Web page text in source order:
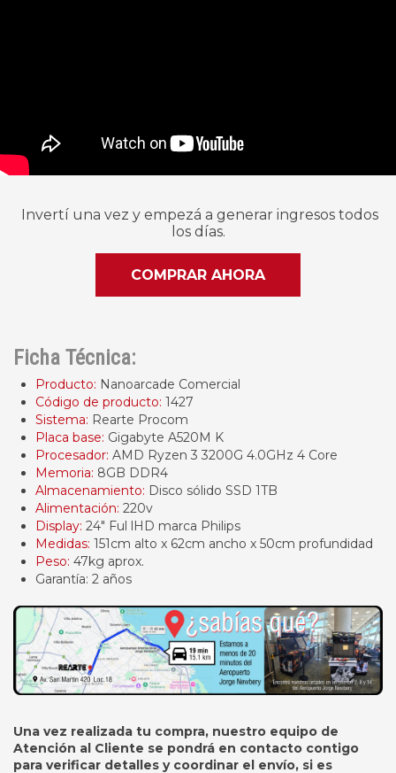
Invertí una vez y empezá a generar ingresos todos
los días.
COMPRAR AHORA
Ficha Técnica:
Producto: Nanoarcade Comercial
Código de producto: 1427
Sistema: Rearte Procom
Placa base: Gigabyte A520M K
Procesador: AMD Ryzen 3 3200G 4.0GHz 4 Core
Memoria: 8GB DDR4
Almacenamiento: Disco sólido SSD 1TB
Alimentación: 220v
Display: 24" Ful lHD marca Philips
Medidas: 151cm alto x 62cm ancho x 50cm profundidad
Peso: 47kg aprox.
Garantía: 2 años
Una vez realizada tu compra, nuestro equipo de
Atención al Cliente se pondrá en contacto contigo
para verificar detalles y coordinar el envío, si es